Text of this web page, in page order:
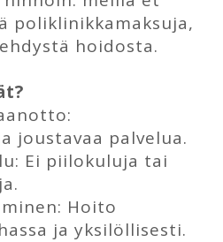
poliklinikkamaksuja,
hoidosta.
joustavaa palvelua.
Ei piilokuluja tai
Hoito
ja yksilöllisesti.